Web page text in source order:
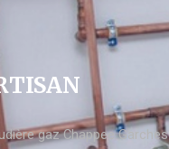
gaz Chappee Garches